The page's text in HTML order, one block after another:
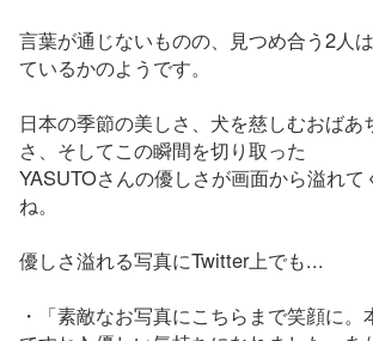
言葉が通じないものの、見つめ合う2人
ているかのようです。
日本の季節の美しさ、犬を慈しむおばあ
さ、そしてこの瞬間を切り取った
YASUTOさんの優しさが画面から溢れて
ね。
優しさ溢れる写真にTwitter上でも...
・「素敵なお写真にこちらまで笑顔に